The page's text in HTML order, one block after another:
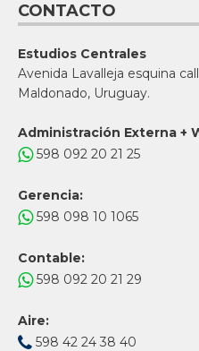
CONTACTO
Estudios Centrales
Avenida Lavalleja esquina
Maldonado, Uruguay.
Administración Externa +
598 092 20 21 25
Gerencia:
598 098 10 1065
Contable:
598 092 20 21 29
Aire:
598 42 24 38 40